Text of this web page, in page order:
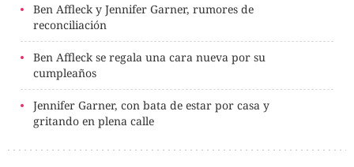
Ben Affleck y Jennifer Garner, rumores de
reconciliación
Ben Affleck se regala una cara nueva por su
cumpleaños
Jennifer Garner, con bata de estar por casa y
gritando en plena calle